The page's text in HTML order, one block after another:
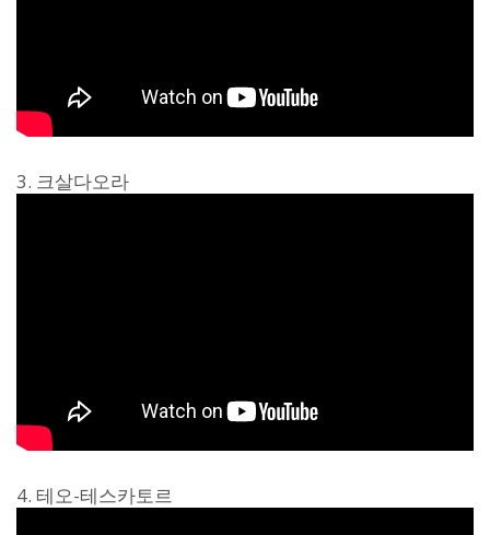
3. 크살다오라
4. 테오-테스카토르